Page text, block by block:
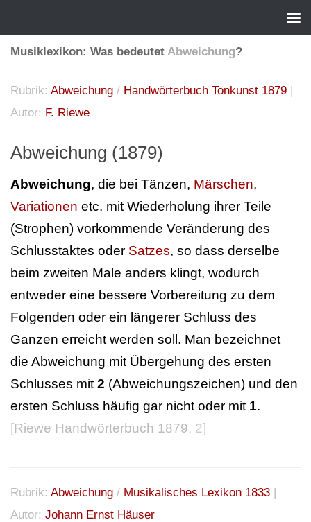
Musiklexikon: Was bedeutet Abweichung?
Rubrik: Abweichung / Handwörterbuch Tonkunst 1879 |
Autor: F. Riewe
Abweichung (1879)
Abweichung, die bei Tänzen, Märschen,
Variationen etc. mit Wiederholung ihrer Teile
(Strophen) vorkommende Veränderung des
Schlusstaktes oder Satzes, so dass derselbe
beim zweiten Male anders klingt, wodurch
entweder eine bessere Vorbereitung zu dem
Folgenden oder ein längerer Schluss des
Ganzen erreicht werden soll. Man bezeichnet
die Abweichung mit Übergehung des ersten
Schlusses mit 2 (Abweichungszeichen) und den
ersten Schluss häufig gar nicht oder mit 1.
[Riewe Handwörterbuch 1879, 2]
Rubrik: Abweichung / Musikalisches Lexikon 1833 |
Autor: Johann Ernst Häuser